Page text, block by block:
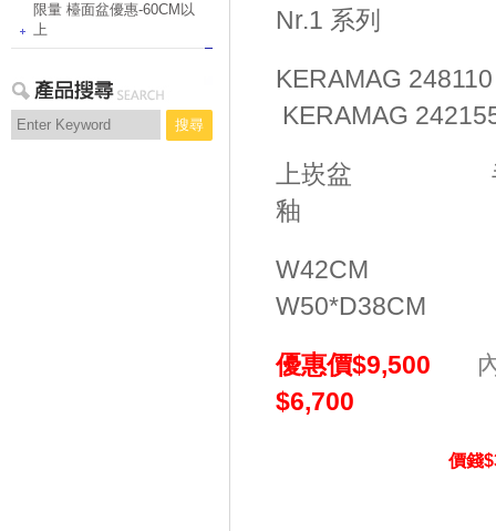
限量 檯面盆優惠-60CM以
上
搜尋
Nr.1 系列
KERAMAG
KERAMAG
上崁盆
釉
W42CM
W50*D38CM
優惠價$9,500
$6,700
價錢